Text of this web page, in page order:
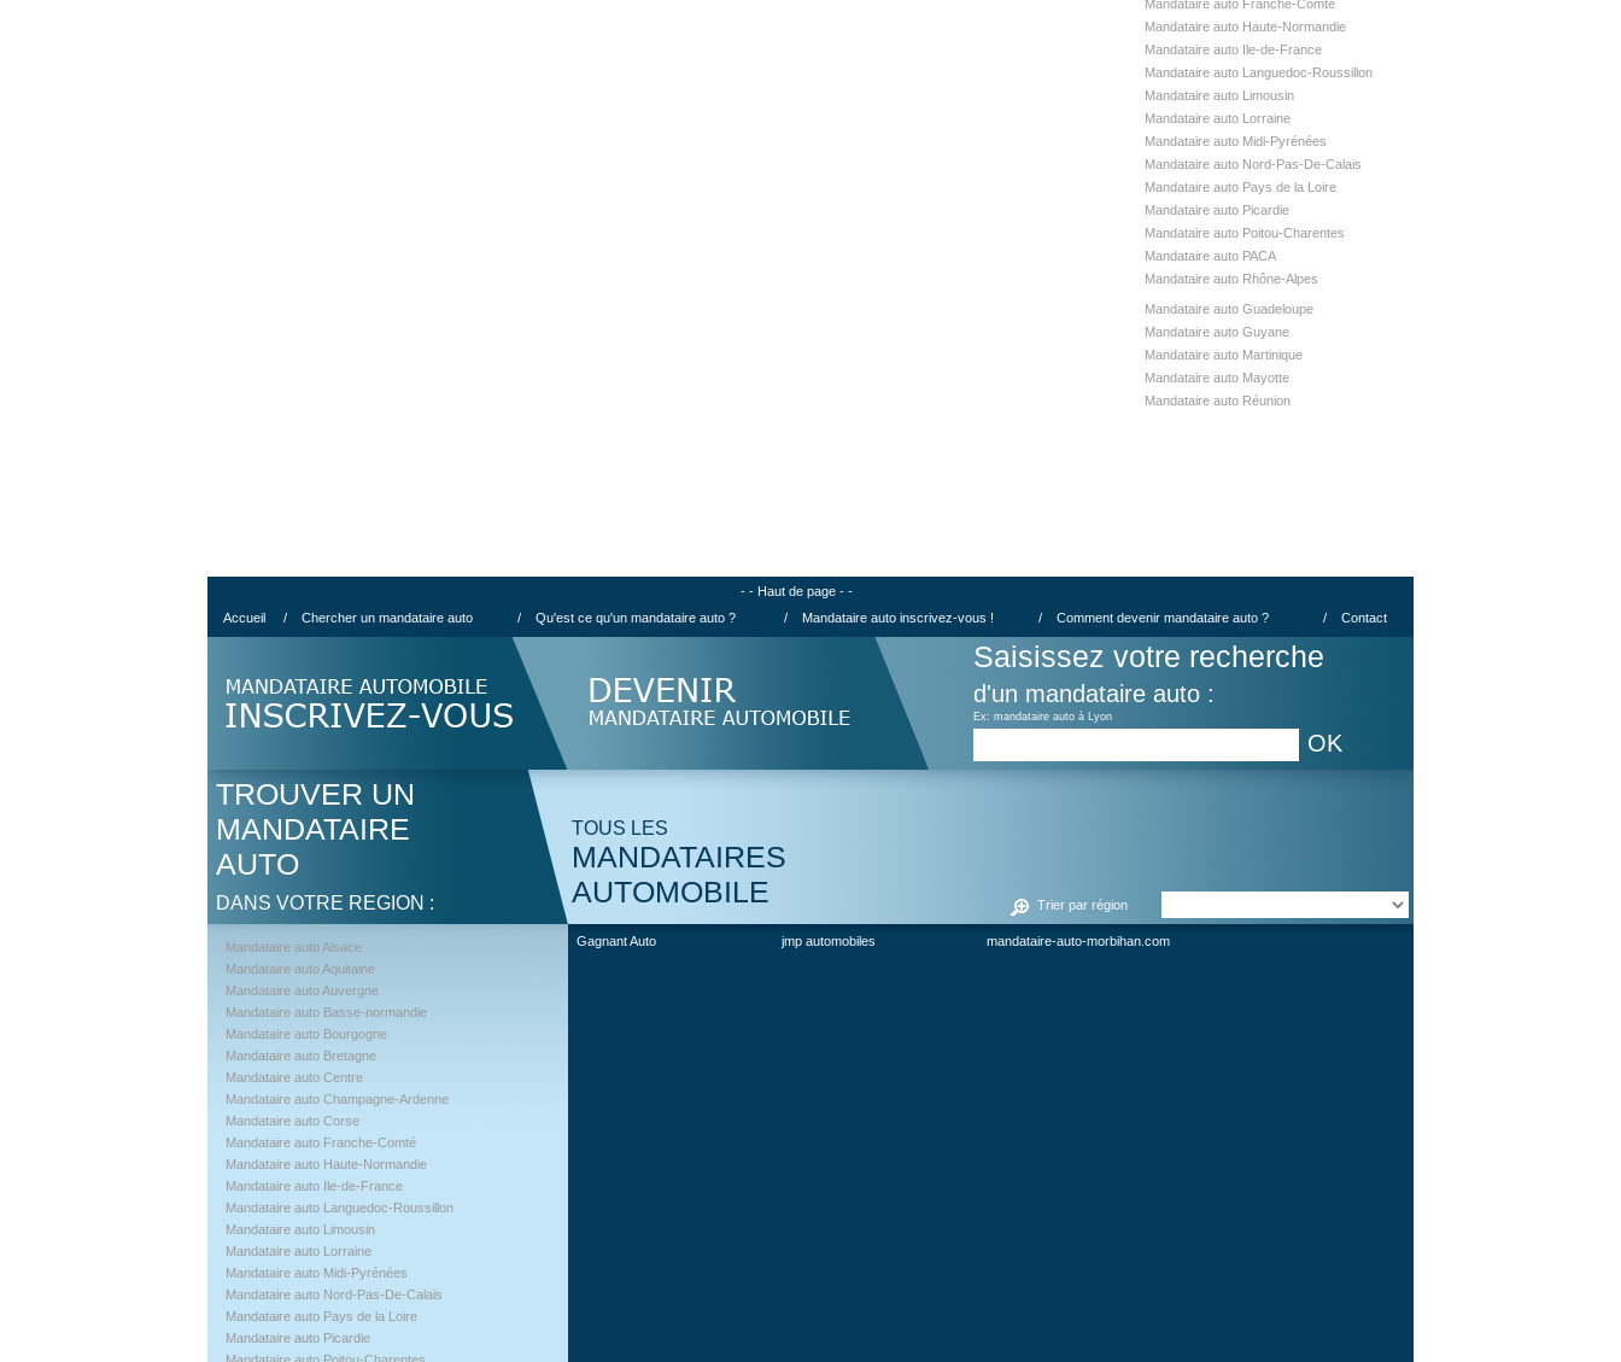
Mandataire auto Franche-Comté
Mandataire auto Haute-Normandie
Mandataire auto Ile-de-France
Mandataire auto Languedoc-Roussillon
Mandataire auto Limousin
Mandataire auto Lorraine
Mandataire auto Midi-Pyrénées
Mandataire auto Nord-Pas-De-Calais
Mandataire auto Pays de la Loire
Mandataire auto Picardie
Mandataire auto Poitou-Charentes
Mandataire auto PACA
Mandataire auto Rhône-Alpes
Mandataire auto Guadeloupe
Mandataire auto Guyane
Mandataire auto Martinique
Mandataire auto Mayotte
Mandataire auto Réunion
- - Haut de page - -
Accueil
/ Chercher un mandataire auto / Qu'est ce qu'un mandataire auto ? / Mandataire auto inscrivez-vous ! / Comment devenir mandataire auto ? / Contact
OK
Saisissez votre recherche
d'un mandataire auto :
Ex: mandataire auto à Lyon
Trier par région
TOUS LES
MANDATAIRES
AUTOMOBILE
TROUVER UN
MANDATAIRE
AUTO
DANS VOTRE REGION :
Mandataire auto Alsace
Mandataire auto Aquitaine
Mandataire auto Auvergne
Mandataire auto Basse-normandie
Mandataire auto Bourgogne
Mandataire auto Bretagne
Mandataire auto Centre
Mandataire auto Champagne-Ardenne
Mandataire auto Corse
Mandataire auto Franche-Comté
Mandataire auto Haute-Normandie
Mandataire auto Ile-de-France
Mandataire auto Languedoc-Roussillon
Mandataire auto Limousin
Mandataire auto Lorraine
Mandataire auto Midi-Pyrénées
Mandataire auto Nord-Pas-De-Calais
Mandataire auto Pays de la Loire
Mandataire auto Picardie
Gagnant Auto jmp automobiles mandataire-auto-morbihan.com